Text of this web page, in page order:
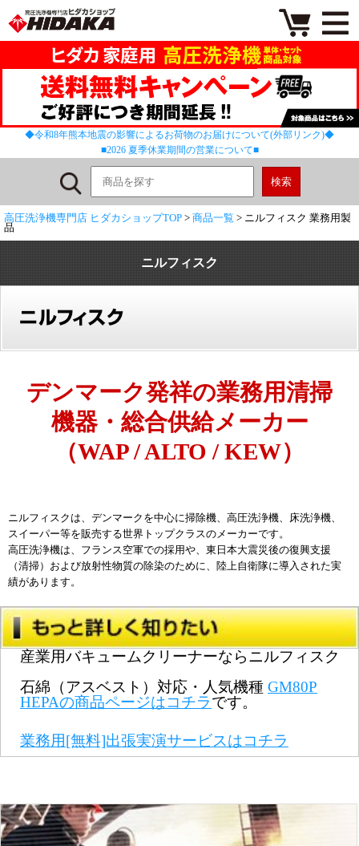
◆令和8年熊本地震の影響によるお荷物のお届けについて(外部リンク)◆
■2026 夏季休業期間の営業について■
高圧洗浄機専門店 ヒダカショップTOP > 商品一覧 > ニルフィスク 業務用製
品
ニルフィスク
デンマーク発祥の業務用清掃
機器・総合供給メーカー
（WAP / ALTO / KEW）
ニルフィスクは、デンマークを中心に掃除機、高圧洗浄機、床洗浄機、
スイーパー等を販売する世界トップクラスのメーカーです。
高圧洗浄機は、フランス空軍での採用や、東日本大震災後の復興支援
（清掃）および放射性物質の除染のために、陸上自衛隊に導入された実
績があります。
産業用バキュームクリーナーならニルフィスク
石綿（アスベスト）対応・人気機種 GM80P
HEPAの商品ページはコチラです。
業務用[無料]出張実演サービスはコチラ